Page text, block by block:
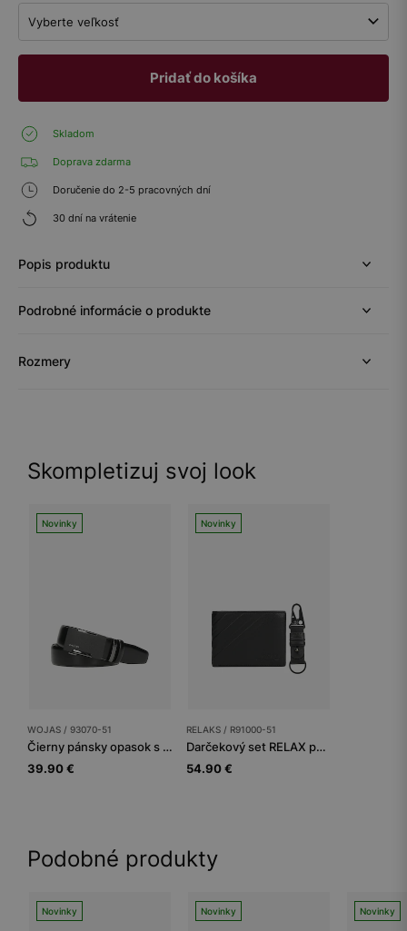
Vyberte veľkosť
Pridať do košíka
Skladom
Doprava zdarma
Doručenie do 2-5 pracovných dní
30 dní na vrátenie
Popis produktu
Podrobné informácie o produkte
Rozmery
Skompletizuj svoj look
Novinky
WOJAS / 93070-51
Čierny pánsky opasok s plnou prackou
39.90 €
Novinky
RELAKS / R91000-51
Darčekový set RELAX peňaženka a kľúčenka
54.90 €
Podobné produkty
Novinky Novinky Novinky